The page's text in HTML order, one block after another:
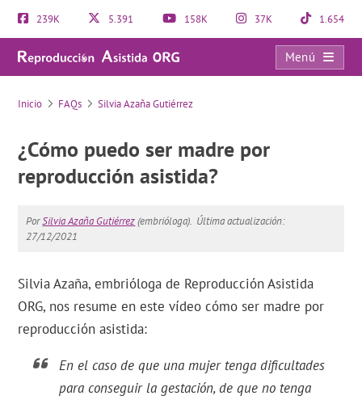
239K 5.391 158K 37K 1.654
Menú
FAQs
Inicio FAQs Silvia Azaña Gutiérrez
¿Cómo puedo ser madre por
reproducción asistida?
PorSilvia Azaña Gutiérrez(embrióloga). Última actualización:
27/12/2021
Silvia Azaña, embrióloga de Reproducción Asistida
ORG, nos resume en este vídeo cómo ser madre por
reproducción asistida:
En el caso de que una mujer tenga dificultades
para conseguir la gestación, de que no tenga